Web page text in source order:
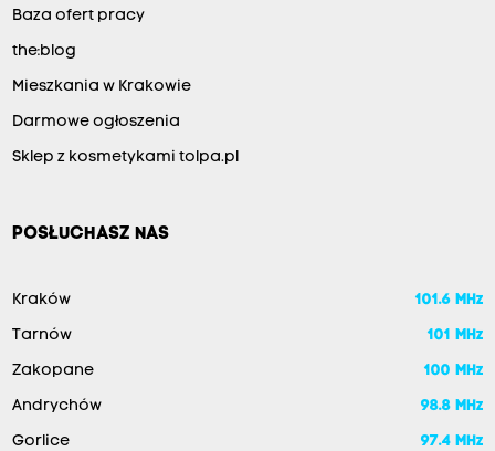
Baza ofert pracy
the:blog
Mieszkania w Krakowie
Darmowe ogłoszenia
Sklep z kosmetykami tolpa.pl
POSŁUCHASZ NAS
Kraków 101.6 MHz
Tarnów 101 MHz
Zakopane 100 MHz
Andrychów 98.8 MHz
Gorlice 97.4 MHz